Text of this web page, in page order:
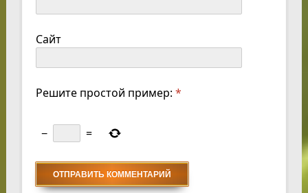
Сайт
Решите простой пример: *
− =